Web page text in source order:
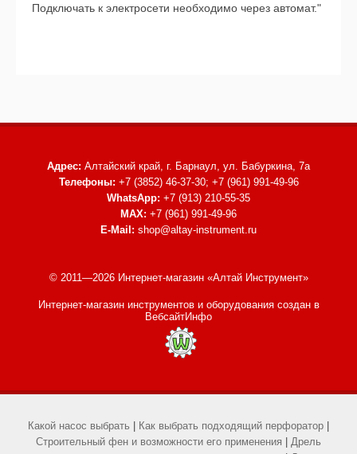
Подключать к электросети необходимо через автомат."
Адрес: Алтайский край, г. Барнаул, ул. Бабуркина, 7а
Телефоны: +7 (3852) 46-37-30; +7 (961) 991-49-96
WhatsApp: +7 (913) 210-55-35
MAX: +7 (961) 991-49-96
E-Mail: shop@altay-instrument.ru
© 2011—2026 Интернет-магазин «Алтай Инструмент»
Интернет-магазин инструментов и оборудованиясоздан в
ВебсайтИнфо
Какой насос выбрать Как выбрать подходящий перфоратор
Строительный фен и возможности его применения
Дрель